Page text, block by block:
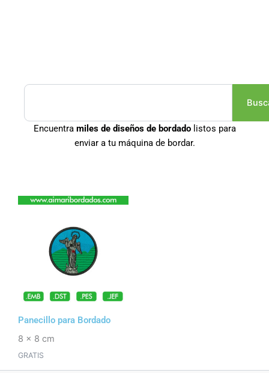
Buscar
Encuentra miles de diseños de bordado listos para
enviar a tu máquina de bordar.
Panecillo para Bordado
8 x 8 cm
GRATIS